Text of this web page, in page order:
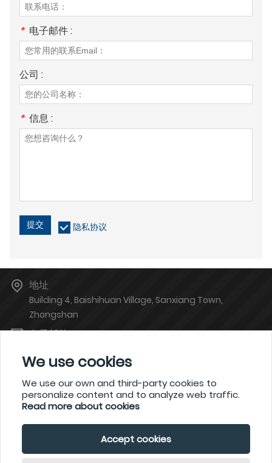
* 电子邮件 :
公司 :
* 信息 :
提交 隐私协议
地址
Building 4, Baishihuan Village, Sanxiang Town,
Zhongshan
电子邮件
电话
13380620684
?2021 waimaoniu.net
We use cookies
We use our own and third-party cookies to
personalize content and to analyze web traffic.
Read more about cookies
Accept cookies